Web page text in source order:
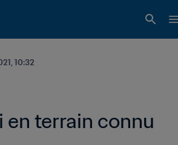
10:32
en terrain connu